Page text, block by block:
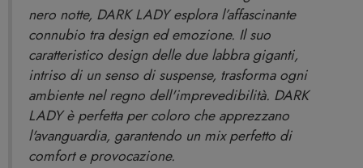
nero notte, DARK LADY esplora l’affascinante
connubio tra design ed emozione. Il suo
caratteristico design delle due labbra giganti,
intriso di un senso di suspense, trasforma ogni
ambiente nel regno dell'imprevedibilità. DARK
LADY è perfetta per coloro che apprezzano
l'avanguardia, garantendo un mix perfetto di
comfort e provocazione.